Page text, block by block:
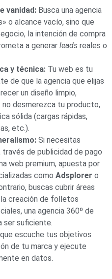
vanidad: Busca una agencia
o alcance vacío, sino que
la intención de compra
a generar leads reales o
y técnica: Tu web es tu
de que la agencia que elijas
un diseño limpio,
desmerezca tu producto,
sólida (cargas rápidas,
etc.).
Si necesitas
de publicidad de pago
web premium, apuesta por
como Adsplorer o
buscas cubrir áreas
creación de folletos
una agencia 360º de
ser suficiente.
escuche tus objetivos
de tu marca y ejecute
en datos.